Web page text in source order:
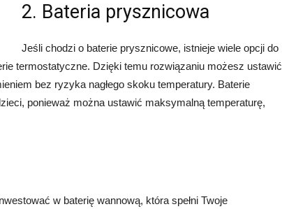
2. Bateria prysznicowa
Jeśli chodzi o baterie prysznicowe, istnieje wiele opcji do
termostatyczne. Dzięki temu rozwiązaniu możesz ustawić
bez ryzyka nagłego skoku temperatury. Baterie
ponieważ można ustawić maksymalną temperaturę,
w baterię wannową, która spełni Twoje